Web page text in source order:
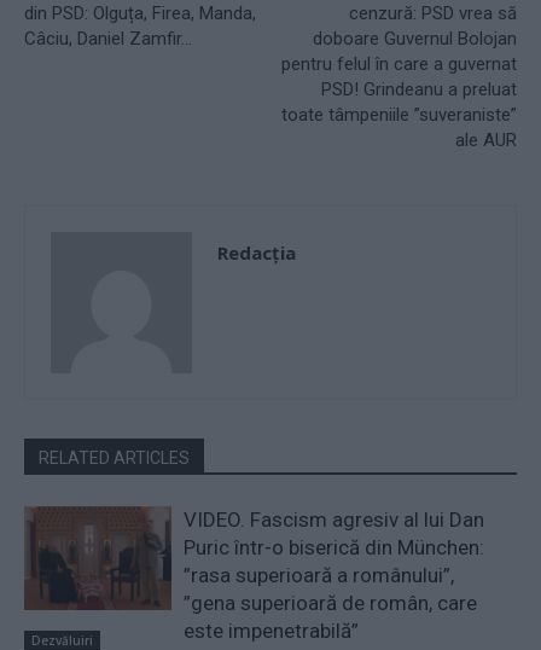
din PSD: Olguța, Firea, Manda,
Câciu, Daniel Zamfir…
cenzură: PSD vrea să
doboare Guvernul Bolojan
pentru felul în care a guvernat
PSD! Grindeanu a preluat
toate tâmpeniile ”suveraniste”
ale AUR
Redacţia
RELATED ARTICLES
Dezvăluiri
VIDEO. Fascism agresiv al lui Dan
Puric într-o biserică din München:
”rasa superioară a românului”,
”gena superioară de român, care
este impenetrabilă”